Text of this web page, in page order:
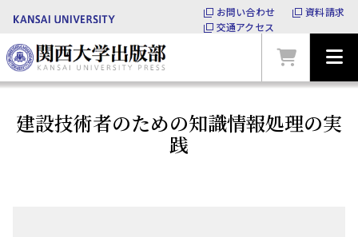
お問い合わせ
資料請求
交通アクセス
建設技術者のための知識情報処理の実
践